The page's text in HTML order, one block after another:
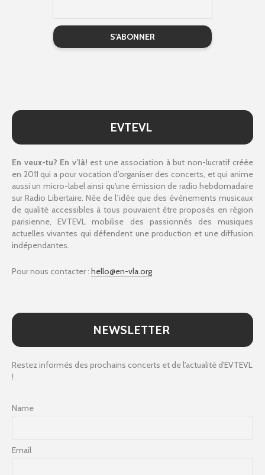
EVTEVL
En veux-tu? En v’là! est une association à but non-lucratif créée
en 2011 qui a pour vocation d’organiser des concerts, et qui anime
aussi un micro-label ainsi qu'une émission de radio hebdomadaire
sur Radio Libertaire. Née de l’idée que des évènements musicaux
de qualité accessibles à tous pouvaient être proposés en région
parisienne, EVTEVL mobilise des passionnés des musiques
actuelles vivantes qui défendent une production et une diffusion
indépendantes.
Pour nous contacter : hello@en-vla.org
NEWSLETTER
Restez informés des prochains concerts et de l'actualité d'EVTEVL
!
Name
Email